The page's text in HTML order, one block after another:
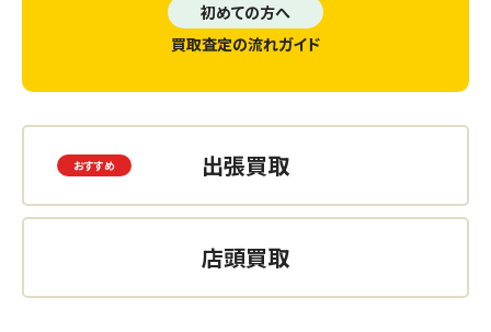
初めての方へ
買取査定の流れガイド
出張買取
店頭買取